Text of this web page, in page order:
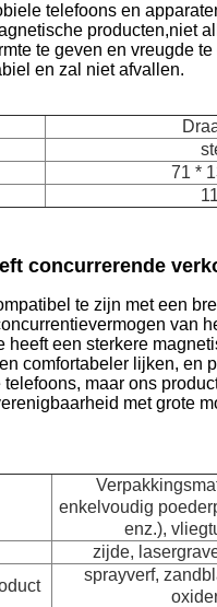
telefoons en
producten,niet
te geven en vreugde
en zal niet afvallen.
71 *
concurrerende
te zijn met een
van
heeft een sterkere
comfortabeler lijken, en
maar ons
met grote
enkelvoudig
enz.),
zijde,
sprayverf,